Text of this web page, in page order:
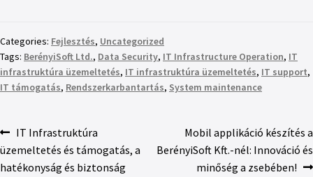
Categories: Fejlesztés, Uncategorized
Tags: BerényiSoft Ltd., Data Security, IT Infrastructure Operation, IT
infrastruktúra üzemeltetés, IT infrastruktúra üzemeltetés, IT support,
IT támogatás, Rendszerkarbantartás, System maintenance
IT Infrastruktúra
üzemeltetés és támogatás, a
hatékonyság és biztonság
Mobil applikáció készítés a
BerényiSoft Kft.-nél: Innováció és
minőség a zsebében!